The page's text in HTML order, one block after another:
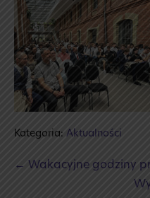
Kategoria: Aktualności
Post
← Wakacyjne godziny